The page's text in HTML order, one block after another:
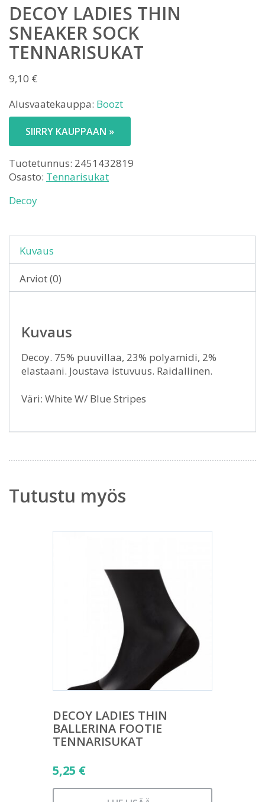
DECOY LADIES THIN
SNEAKER SOCK
TENNARISUKAT
9,10 €
Alusvaatekauppa: Boozt
SIIRRY KAUPPAAN »
Tuotetunnus: 2451432819
Osasto: Tennarisukat
Decoy
Kuvaus
Arviot (0)
Kuvaus
Decoy. 75% puuvillaa, 23% polyamidi, 2%
elastaani. Joustava istuvuus. Raidallinen.
Väri: White W/ Blue Stripes
Tutustu myös
DECOY LADIES THIN
BALLERINA FOOTIE
TENNARISUKAT
5,25 €